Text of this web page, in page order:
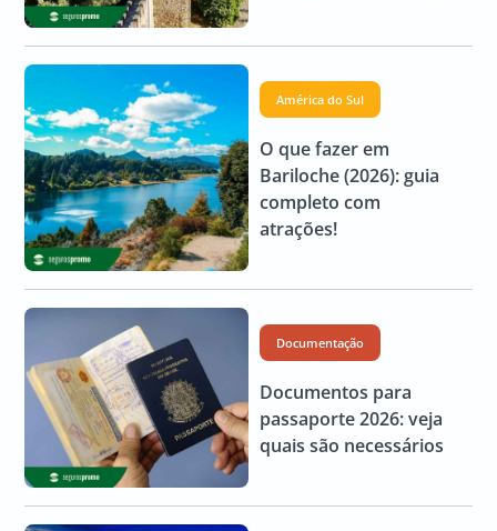
América do Sul
O que fazer em
Bariloche (2026): guia
completo com
atrações!
Documentação
Documentos para
passaporte 2026: veja
quais são necessários